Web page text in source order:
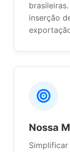
inserção
Nossa